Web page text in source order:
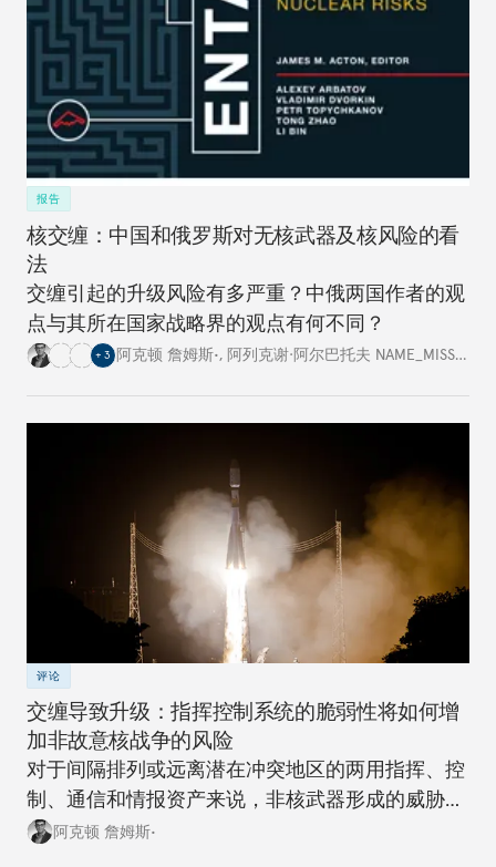
报告
核交缠：中国和俄罗斯对无核武器及核风险的看
法
交缠引起的升级风险有多严重？中俄两国作者的观
点与其所在国家战略界的观点有何不同？
+ 3 阿克顿 詹姆斯•, 阿列克谢·阿尔巴托夫 NAME_MISSING
评论
交缠导致升级：指挥控制系统的脆弱性将如何增
加非故意核战争的风险
对于间隔排列或远离潜在冲突地区的两用指挥、控
制、通信和情报资产来说，非核武器形成的威胁越
来越大。
阿克顿 詹姆斯•